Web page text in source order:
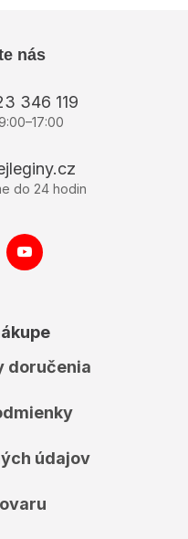
nás
346 119
do 24 hodin
doručenia
údajov